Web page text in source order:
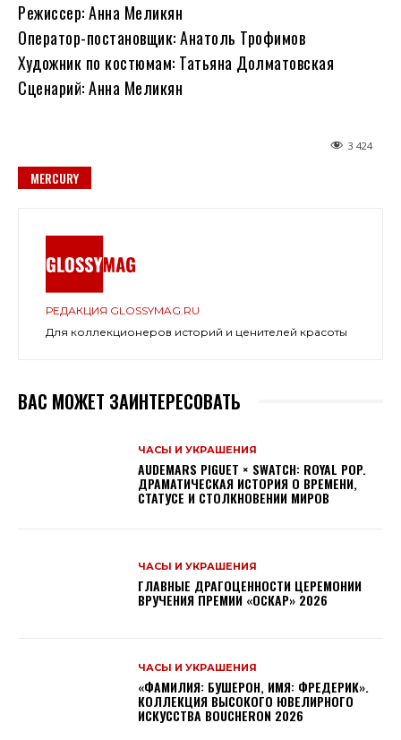
Режиссер: Анна Меликян
Оператор-постановщик: Анатоль Трофимов
Художник по костюмам: Татьяна Долматовская
Сценарий: Анна Меликян
3 424
MERCURY
РЕДАКЦИЯ GLOSSYMAG.RU
Для коллекционеров историй и ценителей красоты
ВАС МОЖЕТ ЗАИНТЕРЕСОВАТЬ
ЧАСЫ И УКРАШЕНИЯ
AUDEMARS PIGUET × SWATCH: ROYAL POP.
ДРАМАТИЧЕСКАЯ ИСТОРИЯ О ВРЕМЕНИ,
СТАТУСЕ И СТОЛКНОВЕНИИ МИРОВ
ЧАСЫ И УКРАШЕНИЯ
ГЛАВНЫЕ ДРАГОЦЕННОСТИ ЦЕРЕМОНИИ
ВРУЧЕНИЯ ПРЕМИИ «ОСКАР» 2026
ЧАСЫ И УКРАШЕНИЯ
«ФАМИЛИЯ: БУШЕРОН, ИМЯ: ФРЕДЕРИК».
КОЛЛЕКЦИЯ ВЫСОКОГО ЮВЕЛИРНОГО
ИСКУССТВА BOUCHERON 2026